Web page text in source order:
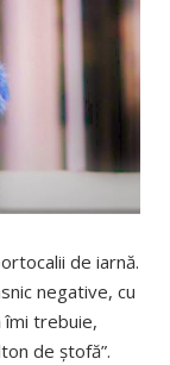
de iarnă.
negative, cu
îmi trebuie,
de ştofă”.